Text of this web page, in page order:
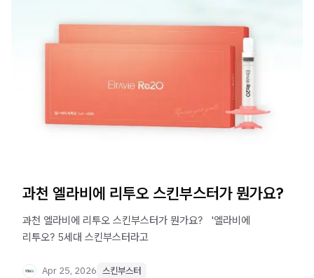
과천 엘라비에 리투오 스킨부스터가 뭔가요?
과천 엘라비에 리투오 스킨부스터가 뭔가요? ​ ​ '엘라비에
리투오? 5세대 스킨부스터라고
Apr 25, 2026 스킨부스터